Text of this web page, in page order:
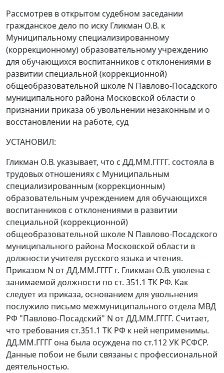
Рассмотрев в открытом судебном заседании
гражданское дело по иску Гликман О.В. к
Муниципальному специализированному
(коррекционному) образовательному учреждению
для обучающихся воспитанников с отклонениями в
развитии специальной (коррекционной)
общеобразовательной школе N Павлово-Посадского
муниципального района Московской области о
признании приказа об увольнении незаконным и о
восстановлении на работе, суд
УСТАНОВИЛ:
Гликман О.В. указывает, что с ДД.ММ.ГГГГ. состояла в
трудовых отношениях с Муниципальным
специализированным (коррекционным)
образовательным учреждением для обучающихся
воспитанников с отклонениями в развитии
специальной (коррекционной)
общеобразовательной школе N Павлово-Посадского
муниципального района Московской области в
должности учителя русского языка и чтения.
Приказом N от ДД.ММ.ГГГГ г. Гликман О.В. уволена с
занимаемой должности по ст. 351.1 ТК РФ. Как
следует из приказа, основанием для увольнения
послужило письмо межмуниципального отдела МВД
РФ "Павлово-Посадский" N от ДД.ММ.ГГГГ. Считает,
что требования ст.351.1 ТК РФ к ней неприменимы.
ДД.ММ.ГГГГ она была осуждена по ст.112УК РСФСР.
Данные побои не были связаны с профессиональной
деятельностью.